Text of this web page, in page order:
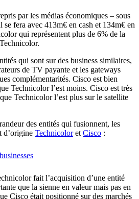
par les médias économiques – sous
fera avec 413m€ en cash et 134m€ en
qui représentent plus de 6% de la
qui sont sur des business similaires,
de TV payante et les gateways
complémentarités. Cisco est bien
Technicolor l’est moins. Cisco est très
Technicolor l’est plus sur le satellite
des entités qui fusionnent, les
d’origine Technicoloret Cisco :
fait l’acquisition d’une entité
que la sienne en valeur mais pas en
Cisco était positionné sur des marchés